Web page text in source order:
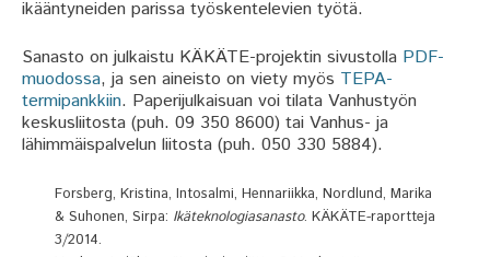
ikääntyneiden parissa työskentelevien työtä.
Sanasto on julkaistu KÄKÄTE-projektin sivustolla PDF-
muodossa, ja sen aineisto on viety myös TEPA-
termipankkiin. Paperijulkaisuan voi tilata Vanhustyön
keskusliitosta (puh. 09 350 8600) tai Vanhus- ja
lähimmäispalvelun liitosta (puh. 050 330 5884).
Forsberg, Kristina, Intosalmi, Hennariikka, Nordlund, Marika
& Suhonen, Sirpa: Ikäteknologiasanasto. KÄKÄTE-raportteja
3/2014.